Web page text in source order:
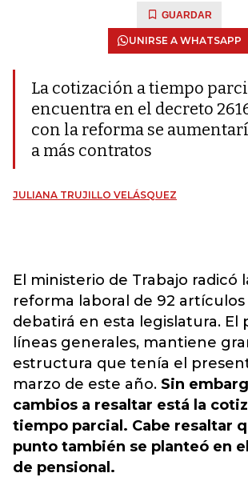
GUARDAR
UNIRSE A WHATSAPP
La cotización a tiempo
encuentra en el decreto
con la reforma se
a más contratos
JULIANA TRUJILLO VELÁSQUEZ
El ministerio de Trabajo radicó
reforma laboral de 92 artículos
debatirá en esta legislatura. El
líneas generales, mantiene
estructura que tenía el
marzo de este año. Sin
cambios a resaltar está la
tiempo parcial. Cabe resaltar
punto también se planteó en
de pensional.